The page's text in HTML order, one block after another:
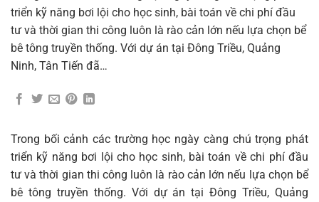
triển kỹ năng bơi lội cho học sinh, bài toán về chi phí đầu
tư và thời gian thi công luôn là rào cản lớn nếu lựa chọn bể
bê tông truyền thống. Với dự án tại Đông Triều, Quảng
Ninh, Tân Tiến đã…
Trong bối cảnh các trường học ngày càng chú trọng phát
triển kỹ năng bơi lội cho học sinh, bài toán về chi phí đầu
tư và thời gian thi công luôn là rào cản lớn nếu lựa chọn bể
bê tông truyền thống. Với dự án tại Đông Triều, Quảng